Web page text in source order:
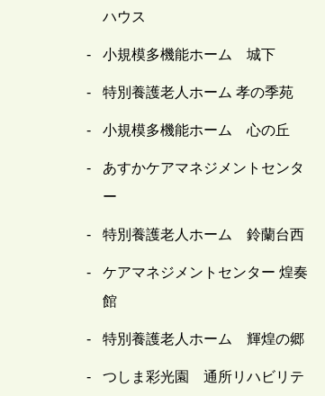
ハウス
小規模多機能ホーム 城下
特別養護老人ホーム 孝の季苑
小規模多機能ホーム 心の丘
あすかケアマネジメントセンタ
ー
特別養護老人ホーム 鈴蘭台西
ケアマネジメントセンター 煌奏
館
特別養護老人ホーム 輝煌の郷
つしま彩光園 通所リハビリテ